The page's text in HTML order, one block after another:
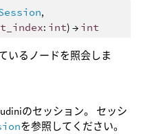
,
: int) → int
いるノードを照会しま
のセッション。 セッシ
を参照してください。